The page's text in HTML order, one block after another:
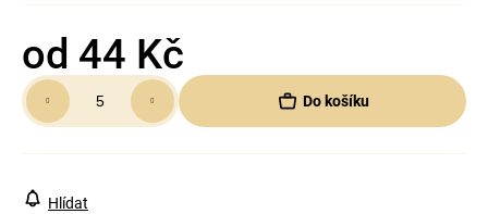
od 44 Kč
Měrná
cena:
Do košíku
Hlídat